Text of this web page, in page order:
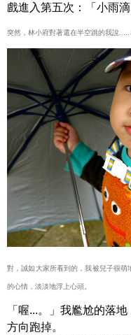
戲進入第五次：「小雨滴
突然，林小府對著還在半空跳的我說
對，誠如大家所看到的，我被兒子很
的心情，淡淡地浮上心頭。
「喔...。」我尷尬的落
方向跑掉。